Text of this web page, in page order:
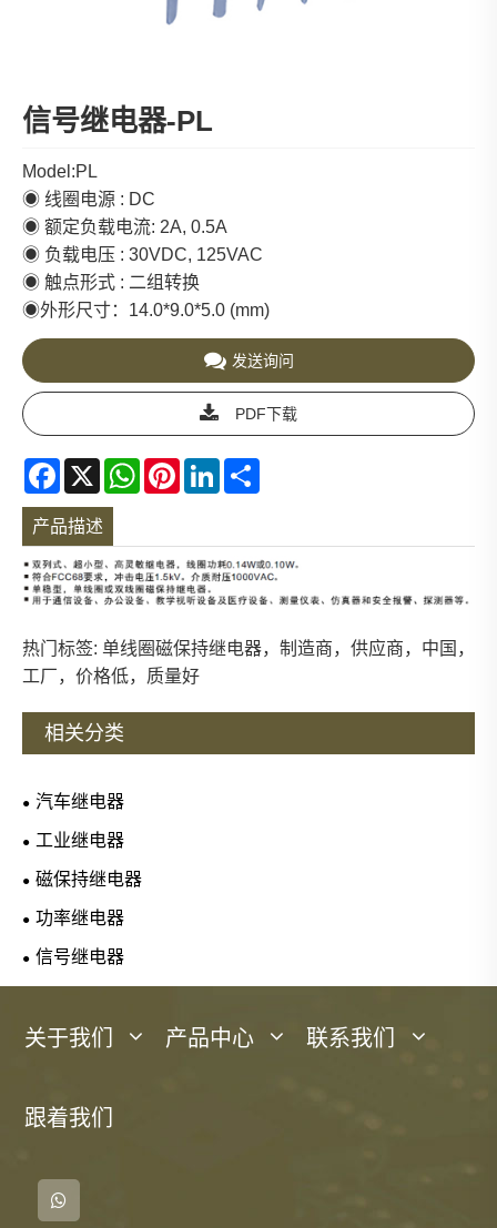
信号继电器-PL
Model:PL
◉ 线圈电源 : DC
◉ 额定负载电流: 2A, 0.5A
◉ 负载电压 : 30VDC, 125VAC
◉ 触点形式 : 二组转换
◉外形尺寸：14.0*9.0*5.0 (mm)
发送询问
PDF下载
Facebook
X WhatsApp
PinterestLinkedIn
产品描述
热门标签: 单线圈磁保持继电器，制造商，供应商，中国，
工厂，价格低，质量好
相关分类
汽车继电器
工业继电器
磁保持继电器
功率继电器
信号继电器
关于我们 产品中心 联系我们
跟着我们